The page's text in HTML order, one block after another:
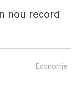
nou record
Economie